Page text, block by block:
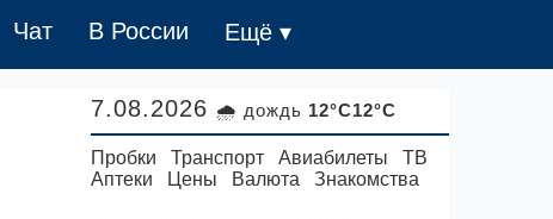
Чат В России Ещё ▾
7.08.2026 🌧 дождь 12°C12°C
Пробки Транспорт Авиабилеты
ТВ
Аптеки
Цены Валюта Знакомства